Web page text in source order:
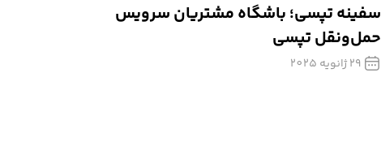
سفینه تپسی؛ باشگاه مشتریان سرویس
حمل‌ونقل تپسی
29 ژانویه 2025